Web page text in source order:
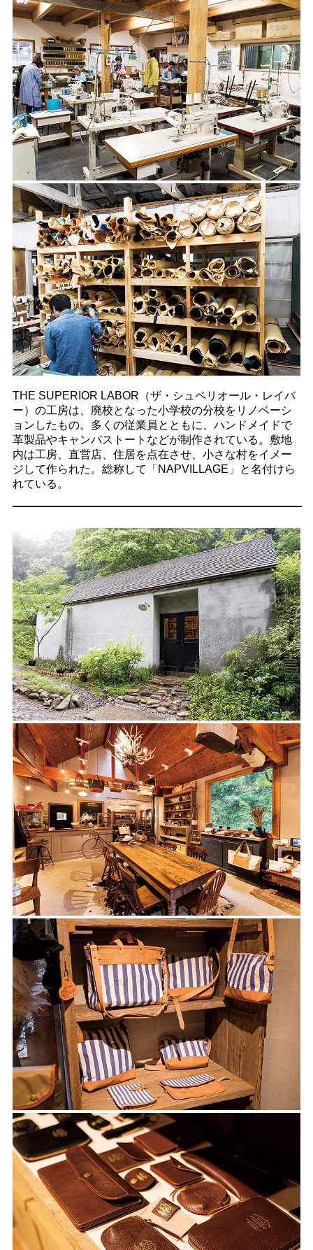
THE SUPERIOR LABOR（ザ・シュペリオール・レイバ
ー）の工房は、廃校となった小学校の分校をリノベーシ
ョンしたもの。多くの従業員とともに、ハンドメイドで
革製品やキャンバストートなどが制作されている。敷地
内は工房、直営店、住居を点在させ、小さな村をイメー
ジして作られた。総称して「NAPVILLAGE」と名付けら
れている。